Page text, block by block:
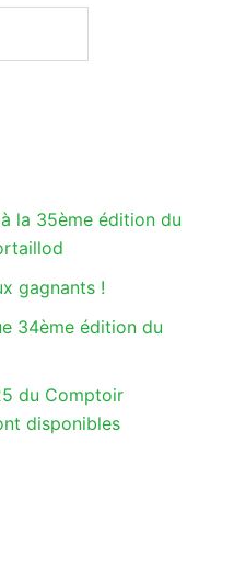
la 35ème édition du
gagnants !
34ème édition du
du Comptoir
disponibles